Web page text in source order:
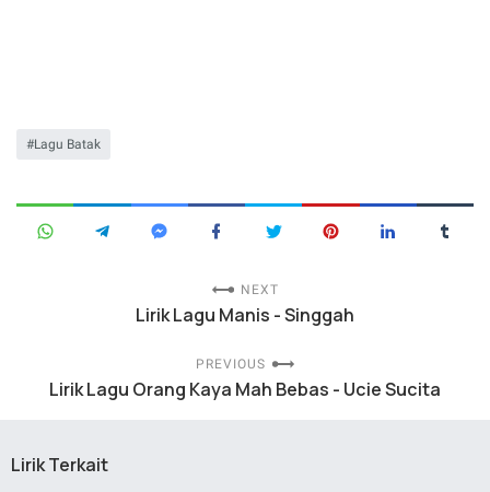
Lagu Batak
NEXT
Lirik Lagu Manis - Singgah
PREVIOUS
Lirik Lagu Orang Kaya Mah Bebas - Ucie Sucita
Lirik Terkait